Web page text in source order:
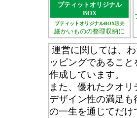
プティットオリジナル
BOX
プティットオリジナルBOX販売
細かいものの整理収納に
運営に関しては、
ッピングであるこ
作成しています。
また、優れたクオ
デザイン性の満足
の一生を通じてだ